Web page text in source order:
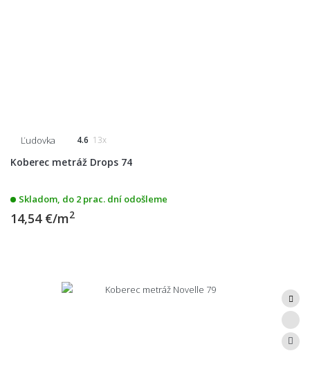
Ľudovka 4.6 13x
Koberec metráž Drops 74
Skladom, do 2 prac. dní odošleme
14,54 €/m2